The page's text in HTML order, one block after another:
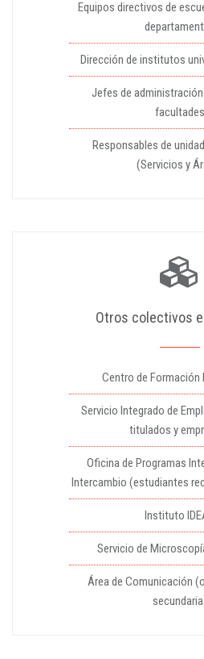
Equipos directivos de
Dirección de institutos
Jefes de
facultades
Responsables de
(Servicios y
Otros colectivos
Centro de Formación
Servicio Integrado de
titulados y
Oficina de Programas
Intercambio (estudiantes
Instituto
Servicio de
Área de Comunicación